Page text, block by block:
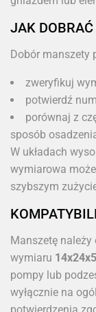
JAK
Dobór manszety
zweryfikuj
potwierdź
porównaj z
sposób
W układach
wymiarowa
szybszym
Manszetę
wymiaru 14x24x5
pompy lub
wyłącznie na
potwierdzenia